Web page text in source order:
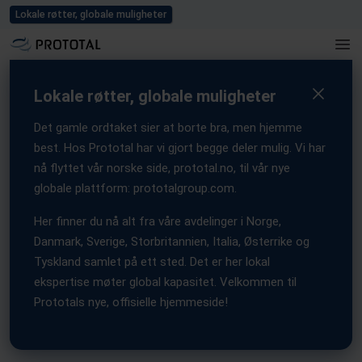
Lokale røtter, globale muligheter
Lokale røtter, globale muligheter
Det gamle ordtaket sier at borte bra, men hjemme
best. Hos Prototal har vi gjort begge deler mulig. Vi har
nå flyttet vår norske side, prototal.no, til vår nye
globale plattform: prototalgroup.com.
Her finner du nå alt fra våre avdelinger i Norge,
Danmark, Sverige, Storbritannien, Italia, Østerrike og
Tyskland samlet på ett sted. Det er her lokal
ekspertise møter global kapasitet. Velkommen til
Prototals nye, offisielle hjemmeside!
Home/Løsninger
Anvendelser innen industriell
3D-utskrift
Vi tilbyr helhetlige løsninger i tett samarbeid med kundene våre.
med en blanding av teknologier – vi veileder ideene dine til den
rette løsningen for dine behov.
Så hva kan vi hjelpe deg med?
Vi hjelper deg videre med prosjektet ditt